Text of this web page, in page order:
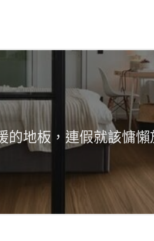
的地板，連假就該慵懶